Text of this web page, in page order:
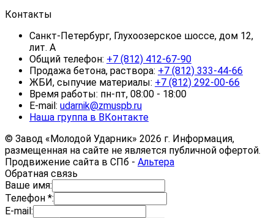
Контакты
Санкт-Петербург, Глухоозерское шоссе, дом 12,
лит. А
Общий телефон: +7 (812) 412-67-90
Продажа бетона, раствора: +7 (812) 333-44-66
ЖБИ, сыпучие материалы: +7 (812) 292-00-66
Время работы: пн-пт, 08:00 - 18:00
E-mail: udarnik@zmuspb.ru
Наша группа в ВКонтакте
© Завод «Молодой Ударник» 2026 г. Информация,
размещенная на сайте не является публичной офертой.
Продвижение сайта в СПб - Альтера
Обратная связь
Ваше имя:
Телефон *:
E-mail: